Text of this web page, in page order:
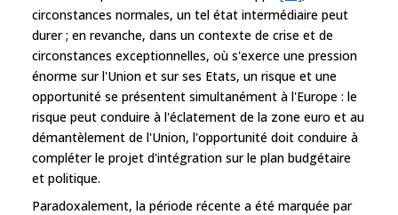
circonstances normales, un tel état intermédiaire peut
durer ; en revanche, dans un contexte de crise et de
circonstances exceptionnelles, où s'exerce une pression
énorme sur l'Union et sur ses Etats, un risque et une
opportunité se présentent simultanément à l'Europe : le
risque peut conduire à l'éclatement de la zone euro et au
démantèlement de l'Union, l'opportunité doit conduire à
compléter le projet d'intégration sur le plan budgétaire
et politique.
Paradoxalement, la période récente a été marquée par